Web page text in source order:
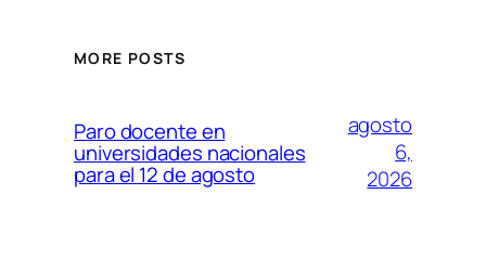
MORE POSTS
Paro docente en
universidades nacionales
para el 12 de agosto
agosto
6,
2026